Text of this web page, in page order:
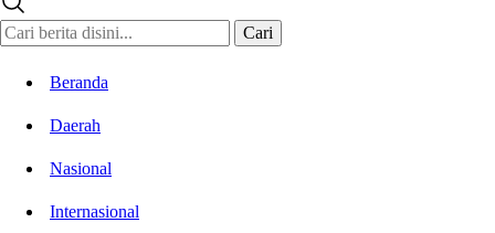
Cari
Beranda
Daerah
Nasional
Internasional